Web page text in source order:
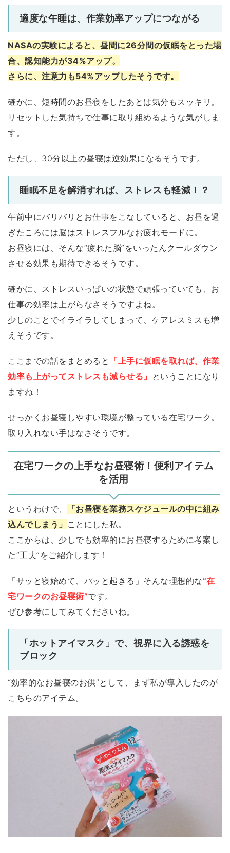
適度な午睡は、作業効率アップにつながる
NASAの実験によると、昼間に26分間の仮眠をとった場
合、認知能力が34%アップ。
さらに、注意力も54%アップしたそうです。
確かに、短時間のお昼寝をしたあとは気分もスッキリ。
リセットした気持ちで仕事に取り組めるような気がしま
す。
ただし、30分以上の昼寝は逆効果になるそうです。
睡眠不足を解消すれば、ストレスも軽減！？
午前中にバリバリとお仕事をこなしていると、お昼を過
ぎたころには脳はストレスフルなお疲れモードに。
お昼寝には、そんな“疲れた脳”をいったんクールダウン
させる効果も期待できるそうです。
確かに、ストレスいっぱいの状態で頑張っていても、お
仕事の効率は上がらなさそうですよね。
少しのことでイライラしてしまって、ケアレスミスも増
えそうです。
ここまでの話をまとめると 「上手に仮眠を取れば、作業
効率も上がってストレスも減らせる」 ということになり
ますね！
せっかくお昼寝しやすい環境が整っている在宅ワーク。
取り入れない手はなさそうです。
在宅ワークの上手なお昼寝術！便利アイテム
を活用
というわけで、
「お昼寝を業務スケジュールの中に組み
込んでしまう」 ことにした私。
ここからは、少しでも効率的にお昼寝するために考案し
た“工夫”をご紹介します！
「サッと寝始めて、パッと起きる」そんな理想的な“在
宅ワークのお昼寝術”です。
ぜひ参考にしてみてくださいね。
「ホットアイマスク」で、視界に入る誘惑を
ブロック
“効率的なお昼寝のお供”として、まず私が導入したのが
こちらのアイテム。